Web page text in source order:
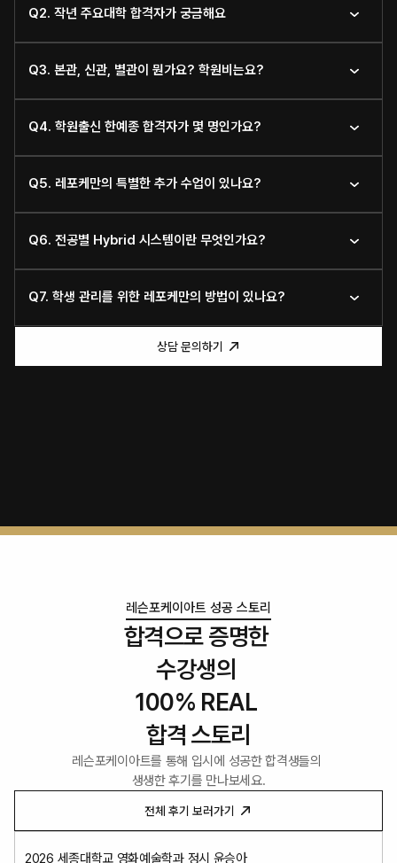
Q2. 작년 주요대학 합격자가 궁금해요
Q3. 본관, 신관, 별관이 뭔가요? 학원비는요?
Q4. 학원출신 한예종 합격자가 몇 명인가요?
Q5. 레포케만의 특별한 추가 수업이 있나요?
Q6. 전공별 Hybrid 시스템이란 무엇인가요?
Q7. 학생 관리를 위한 레포케만의 방법이 있나요?
상담 문의하기
레슨포케이아트 성공 스토리
합격으로 증명한
수강생의
100% REAL
합격 스토리
레슨포케이아트를 통해 입시에 성공한 합격생들의
생생한 후기를 만나보세요.
전체 후기 보러가기
2026 세종대학교 영화예술학과 정시 윤승아